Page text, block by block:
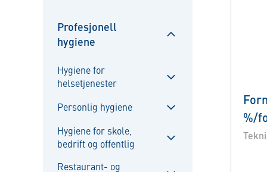
Profesjonell
hygiene
Hygiene for
helsetjenester
alavalikko
Personlig hygiene
alavalikko
Hygiene for skole,
bedrift og offentlig
Restaurant- og
%/